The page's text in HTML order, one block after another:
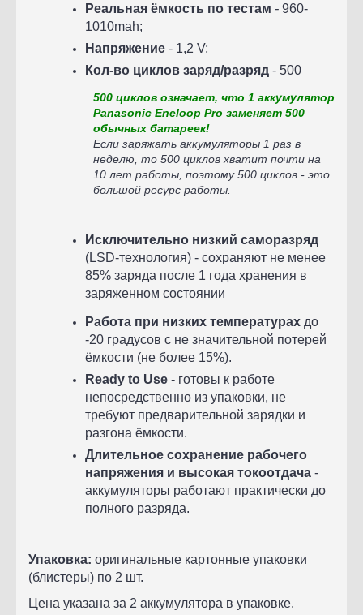
Реальная ёмкость по тестам - 960-
1010mah;
Напряжение - 1,2 V;
Кол-во циклов заряд/разряд - 500
500 циклов означает, что 1 аккумулятор
Panasonic Eneloop Pro заменяет 500
обычных батареек!
Если заряжать аккумуляторы 1 раз в
неделю, то 500 циклов хватит почти на
10 лет работы, поэтому 500 циклов - это
большой ресурс работы.
Исключительно низкий саморазряд
(LSD-технология) - сохраняют не менее
85% заряда после 1 года хранения в
заряженном состоянии
Работа при низких температурах до
-20 градусов с не значительной потерей
ёмкости (не более 15%).
Ready to Use - готовы к работе
непосредственно из упаковки, не
требуют предварительной зарядки и
разгона ёмкости.
Длительное сохранение рабочего
напряжения и высокая токоотдача -
аккумуляторы работают практически до
полного разряда.
Упаковка: оригинальные картонные упаковки
(блистеры) по 2 шт.
Цена указана за 2 аккумулятора в упаковке.